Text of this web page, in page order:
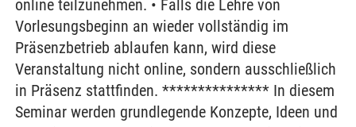
online teilzunehmen. • Falls die Lehre von
Vorlesungsbeginn an wieder vollständig im
Präsenzbetrieb ablaufen kann, wird diese
Veranstaltung nicht online, sondern ausschließlich
in Präsenz stattfinden. *************** In diesem
Seminar werden grundlegende Konzepte, Ideen und